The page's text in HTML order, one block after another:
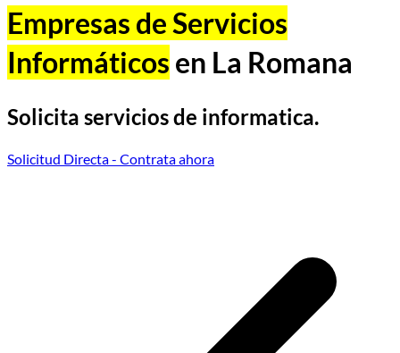
Empresas de Servicios
Informáticos en La Romana
Solicita servicios de informatica.
Solicitud Directa- Contrata ahora